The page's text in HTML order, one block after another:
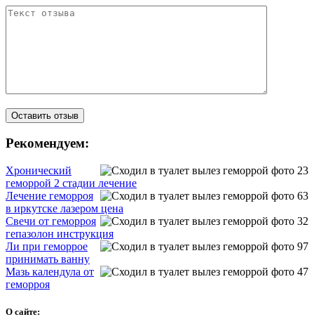
Рекомендуем:
Хронический
геморрой 2 стадии лечение
Лечение геморроя
в иркутске лазером цена
Свечи от геморроя
гепазолон инструкция
Ли при геморрое
принимать ванну
Мазь календула от
геморроя
О сайте: